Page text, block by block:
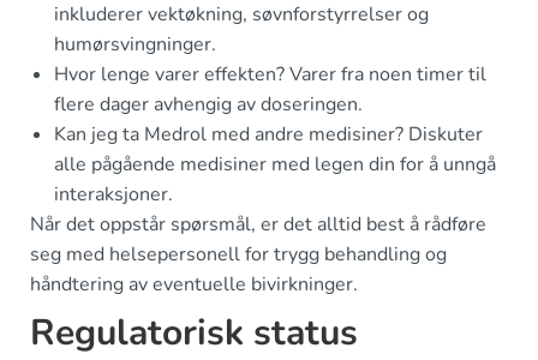
inkluderer vektøkning, søvnforstyrrelser og
humørsvingninger.
Hvor lenge varer effekten? Varer fra noen timer til
flere dager avhengig av doseringen.
Kan jeg ta Medrol med andre medisiner? Diskuter
alle pågående medisiner med legen din for å unngå
interaksjoner.
Når det oppstår spørsmål, er det alltid best å rådføre
seg med helsepersonell for trygg behandling og
håndtering av eventuelle bivirkninger.
Regulatorisk status